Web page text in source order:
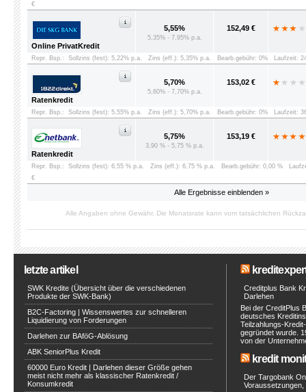
Alle Ergebnisse einblenden »
€
Online PrivatKredit
5,55%
5,35% - 7,95% p.a.
152,49 €
Repr. Bsp.: Sollzins (fest): 5,22% p.a. Zins (eff.): 5,35% p.a. Bearb.gebühr: 0% Laufzeit:
Ratenkredit
5,70%
5,60% - 7,70% p.a.
153,02 €
Repr. Bsp.: Sollzins (fest): 5,55% p.a. Zins (eff.): 5,70% p.a. Bearb.gebühr: 0% Laufzeit:
Ratenkredit
5,75%
3,90 % - 5,75 % p.a.
153,19 €
Repr. Bsp.: Sollzins (fest): 6,55 % p.a. Zins (eff.): 6,75 % p.a. Bearb.gebühr: 0,00 %
€
Alle Angaben ohne Gewähr. Die Monatsrate kann vom tatsächlichen
letzte artikel
SWK Kredite (Übersicht über die verschiedenen
Produkte der SWK-Bank)
B2C-Factoring | Wissenswertes zur schnelleren
Liquidierung von Forderungen
Darlehen zur BAföG-Ablösung
ABK SeniorPlus Kredit
60000 Euro Kredit | Darlehen dieser Größe gehen
meist nicht mehr als klassischer Ratenkredit /
Konsumkredit
Creditplus Bank
Darlehen
Bei der CreditPlus
deutsches
Teilzahlungs-
gegründet wurde.
von der
kredit
Der Targobank
Voraussetzungen,